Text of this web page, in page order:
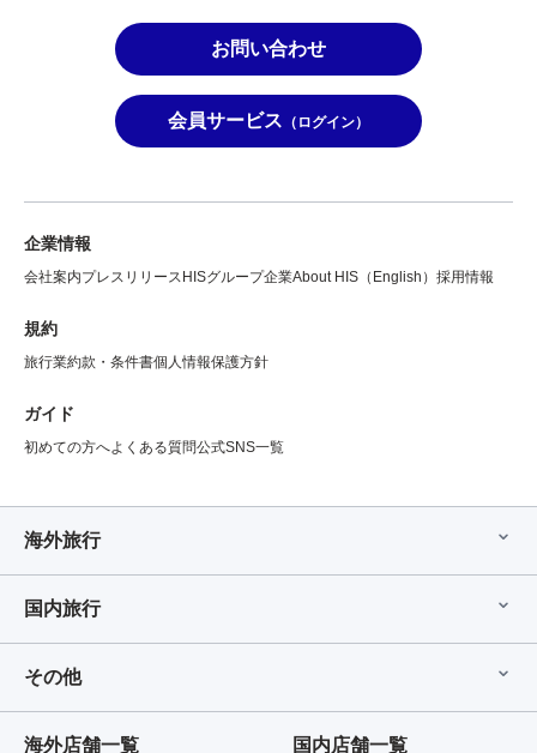
お問い合わせ
会員サービス （ログイン）
企業情報
会社案内プレスリリース HISグループ企業About HIS（English） 採用情報
規約
旅行業約款・条件書個人情報保護方針
ガイド
初めての方へよくある質問公式SNS一覧
海外旅行
国内旅行
その他
海外店舗一覧 国内店舗一覧